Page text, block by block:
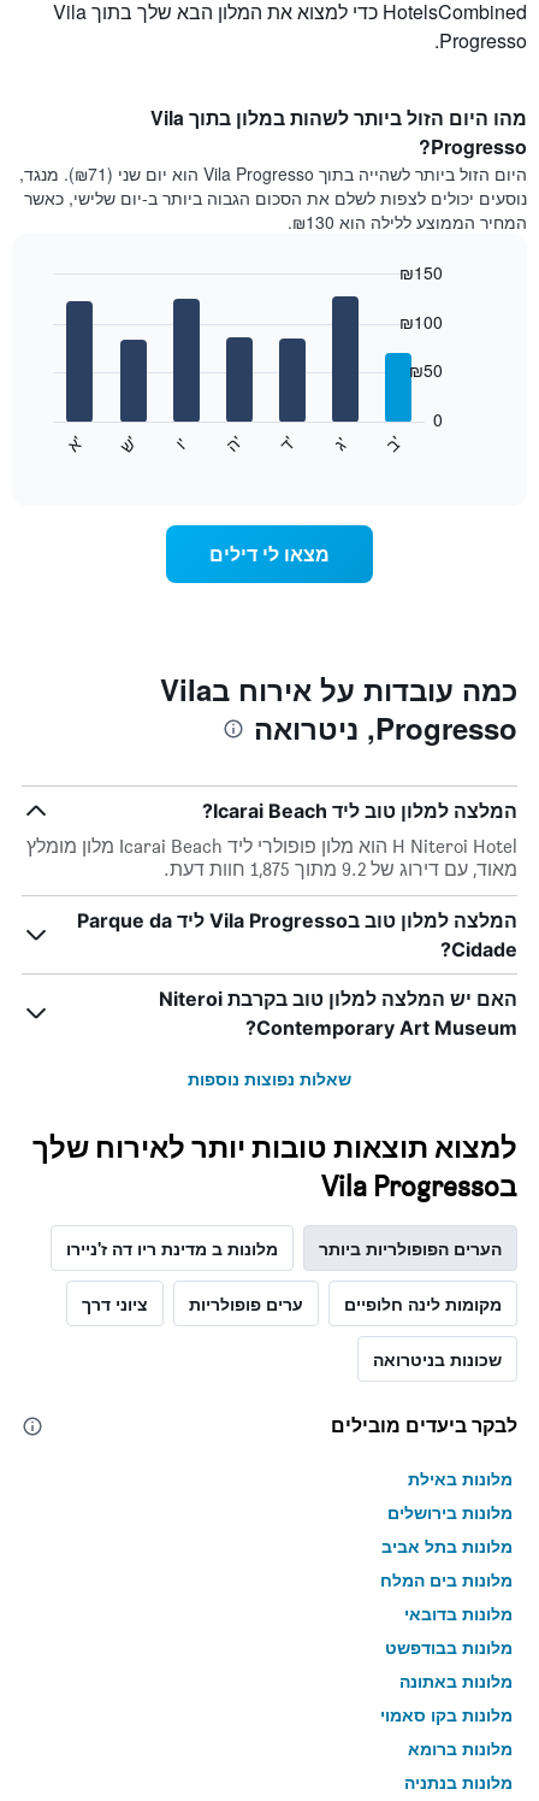
HotelsCombined כדי למצוא את המלון הבא שלך בתוך Vila
Progresso.
מהו היום הזול ביותר לשהות במלון בתוך Vila
Progresso?
היום הזול ביותר לשהייה בתוך Vila Progresso הוא יום שני (₪71). מנגד,
נוסעים יכולים לצפות לשלם את הסכום הגבוה ביותר ב-יום שלישי, כאשר
המחיר הממוצע ללילה הוא ₪130.
התרשים
כולל
1
ציר
המציגים
את
ימי
השבוע.
התרשים
1
ציר
Y
המציג
את
מחיר
ב
' ג
' ד
' ה
' ו
' ש
' א
'
0
₪50
₪100
₪150
מצאו לי דילים
כמה עובדות על אירוח בVila
Progresso, ניטרואה
המלצה למלון טוב ליד Icarai Beach?
H Niteroi Hotel הוא מלון פופולרי ליד Icarai Beach מלון מומלץ
מאוד, עם דירוג של 9.2 מתוך 1,875 חוות דעת.
המלצה למלון טוב בVila Progresso ליד Parque da
Cidade?
האם יש המלצה למלון טוב בקרבת Niteroi
Contemporary Art Museum?
שאלות נפוצות נוספות
למצוא תוצאות טובות יותר לאירוח שלך
בVila Progresso
הערים הפופולריות ביותר מלונות ב מדינת ריו דה ז'ניירו
מקומות לינה חלופיים ערים פופולריות ציוני דרך
שכונות בניטרואה
לבקר ביעדים מובילים
מלונות באילת
מלונות בירושלים
מלונות בתל אביב
מלונות בים המלח
מלונות בדובאי
מלונות בבודפשט
מלונות באתונה
מלונות בקו סאמוי
מלונות ברומא
מלונות בנתניה